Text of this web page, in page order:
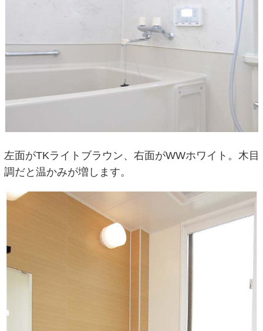
左面がTKライトブラウン、右面がWWホワイト。木目
調だと温かみが増します。